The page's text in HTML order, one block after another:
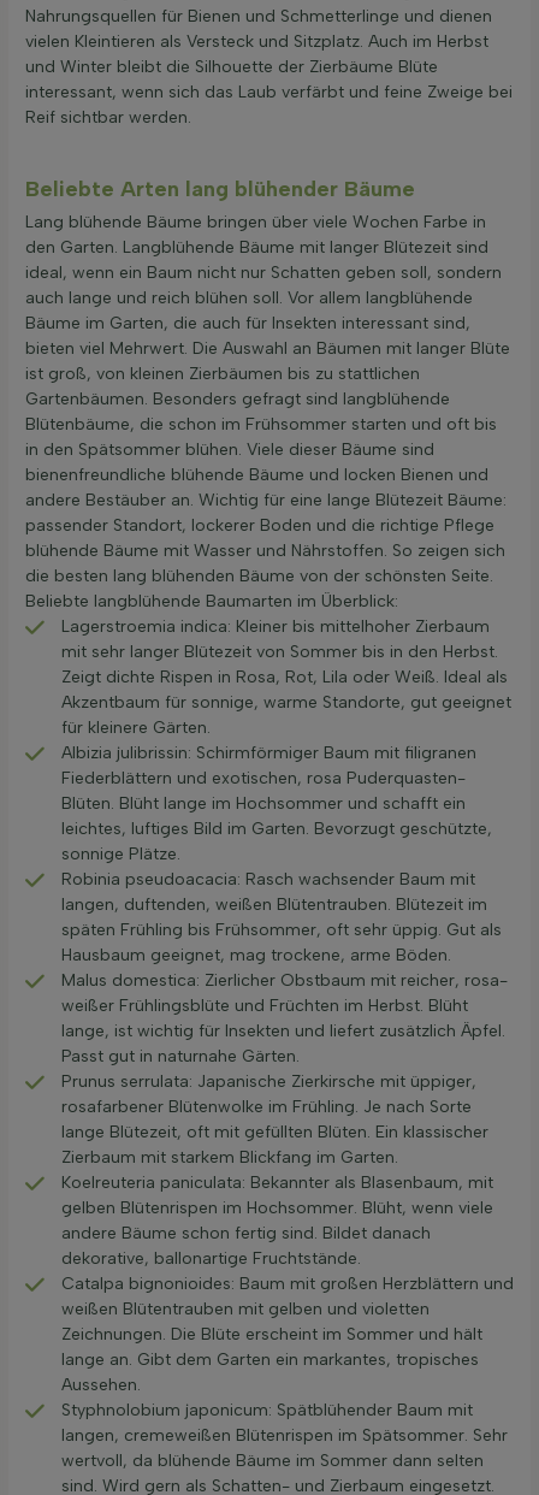
Nahrungsquellen für Bienen und Schmetterlinge und dienen
vielen Kleintieren als Versteck und Sitzplatz. Auch im Herbst
und Winter bleibt die Silhouette der Zierbäume Blüte
interessant, wenn sich das Laub verfärbt und feine Zweige bei
Reif sichtbar werden.
Beliebte Arten lang blühender Bäume
Lang blühende Bäume bringen über viele Wochen Farbe in
den Garten. Langblühende Bäume mit langer Blütezeit sind
ideal, wenn ein Baum nicht nur Schatten geben soll, sondern
auch lange und reich blühen soll. Vor allem langblühende
Bäume im Garten, die auch für Insekten interessant sind,
bieten viel Mehrwert. Die Auswahl an Bäumen mit langer Blüte
ist groß, von kleinen Zierbäumen bis zu stattlichen
Gartenbäumen. Besonders gefragt sind langblühende
Blütenbäume, die schon im Frühsommer starten und oft bis
in den Spätsommer blühen. Viele dieser Bäume sind
bienenfreundliche blühende Bäume und locken Bienen und
andere Bestäuber an. Wichtig für eine lange Blütezeit Bäume:
passender Standort, lockerer Boden und die richtige Pflege
blühende Bäume mit Wasser und Nährstoffen. So zeigen sich
die besten lang blühenden Bäume von der schönsten Seite.
Beliebte langblühende Baumarten im Überblick:
Lagerstroemia indica: Kleiner bis mittelhoher Zierbaum
mit sehr langer Blütezeit von Sommer bis in den Herbst.
Zeigt dichte Rispen in Rosa, Rot, Lila oder Weiß. Ideal als
Akzentbaum für sonnige, warme Standorte, gut geeignet
für kleinere Gärten.
Albizia julibrissin: Schirmförmiger Baum mit filigranen
Fiederblättern und exotischen, rosa Puderquasten-
Blüten. Blüht lange im Hochsommer und schafft ein
leichtes, luftiges Bild im Garten. Bevorzugt geschützte,
sonnige Plätze.
Robinia pseudoacacia: Rasch wachsender Baum mit
langen, duftenden, weißen Blütentrauben. Blütezeit im
späten Frühling bis Frühsommer, oft sehr üppig. Gut als
Hausbaum geeignet, mag trockene, arme Böden.
Malus domestica: Zierlicher Obstbaum mit reicher, rosa-
weißer Frühlingsblüte und Früchten im Herbst. Blüht
lange, ist wichtig für Insekten und liefert zusätzlich Äpfel.
Passt gut in naturnahe Gärten.
Prunus serrulata: Japanische Zierkirsche mit üppiger,
rosafarbener Blütenwolke im Frühling. Je nach Sorte
lange Blütezeit, oft mit gefüllten Blüten. Ein klassischer
Zierbaum mit starkem Blickfang im Garten.
Koelreuteria paniculata: Bekannter als Blasenbaum, mit
gelben Blütenrispen im Hochsommer. Blüht, wenn viele
andere Bäume schon fertig sind. Bildet danach
dekorative, ballonartige Fruchtstände.
Catalpa bignonioides: Baum mit großen Herzblättern und
weißen Blütentrauben mit gelben und violetten
Zeichnungen. Die Blüte erscheint im Sommer und hält
lange an. Gibt dem Garten ein markantes, tropisches
Aussehen.
Styphnolobium japonicum: Spätblühender Baum mit
langen, cremeweißen Blütenrispen im Spätsommer. Sehr
wertvoll, da blühende Bäume im Sommer dann selten
sind. Wird gern als Schatten- und Zierbaum eingesetzt.